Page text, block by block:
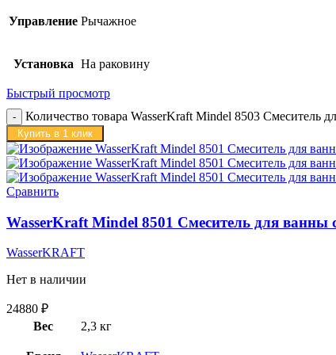
Управление Рычажное
Установка На раковину
Быстрый просмотр
Количество товара WasserKraft Mindel 8503 Смеситель
Купить в 1 клик
Сравнить
WasserKraft Mindel 8501 Смеситель для ванны
WasserKRAFT
Нет в наличии
24880 ₽
Вес
2,3 кг